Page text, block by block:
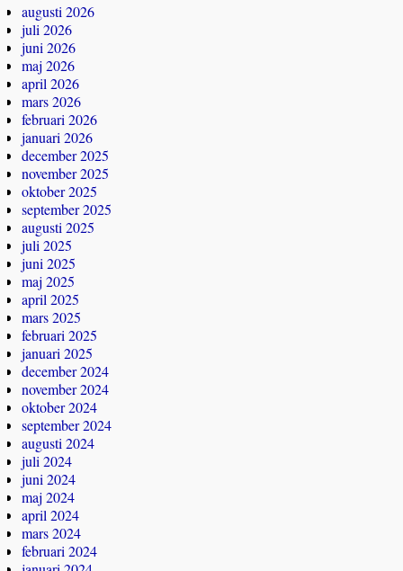
augusti 2026
juli 2026
juni 2026
maj 2026
april 2026
mars 2026
februari 2026
januari 2026
december 2025
november 2025
oktober 2025
september 2025
augusti 2025
juli 2025
juni 2025
maj 2025
april 2025
mars 2025
februari 2025
januari 2025
december 2024
november 2024
oktober 2024
september 2024
augusti 2024
juli 2024
juni 2024
maj 2024
april 2024
mars 2024
februari 2024